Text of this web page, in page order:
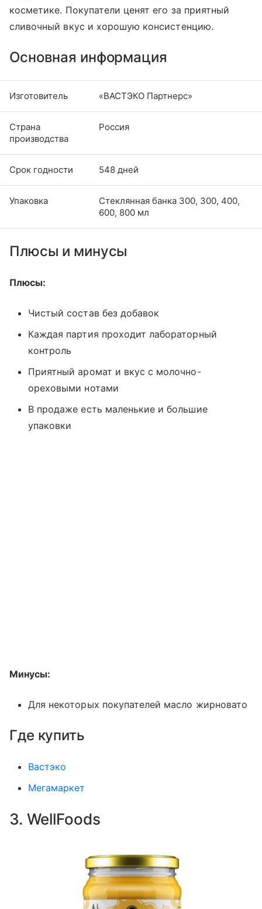
косметике. Покупатели ценят его за приятный
сливочный вкус и хорошую консистенцию.
Основная информация
Изготовитель «ВАСТЭКО Партнерс»
Страна
производства
Россия
Срок годности 548 дней
Упаковка
Стеклянная банка 300, 300, 400,
600, 800 мл
Плюсы и минусы
Плюсы:
Чистый состав без добавок
Каждая партия проходит лабораторный
контроль
Приятный аромат и вкус с молочно-
ореховыми нотами
В продаже есть маленькие и большие
упаковки
Минусы:
Для некоторых покупателей масло жирновато
Где купить
Вастэко
Мегамаркет
3. WellFoods